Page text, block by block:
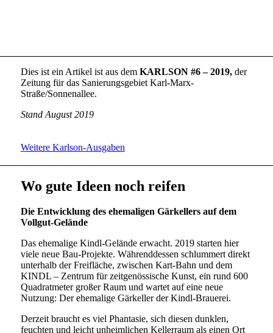
Dies ist ein Artikel ist aus dem KARLSON #6 – 2019,der
Zeitung für das Sanierungsgebiet Karl-Marx-
Straße/Sonnenallee.
Stand August 2019
Weitere Karlson-Ausgaben
Wo gute Ideen noch reifen
Die Entwicklung des ehemaligen Gärkellers auf dem
Vollgut-Gelände
Das ehemalige Kindl-Gelände erwacht. 2019 starten hier
viele neue Bau-Projekte. Währenddessen schlummert direkt
unterhalb der Freifläche, zwischen Kart-Bahn und dem
KINDL – Zentrum für zeitgenössische Kunst, ein rund 600
Quadratmeter großer Raum und wartet auf eine neue
Nutzung: Der ehemalige Gärkeller der Kindl-Brauerei.
Derzeit braucht es viel Phantasie, sich diesen dunklen,
feuchten und leicht unheimlichen Kellerraum als einen Ort